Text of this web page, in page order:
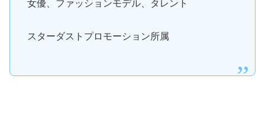
女優、ファッションモデル、タレント
スターダストプロモーション所属